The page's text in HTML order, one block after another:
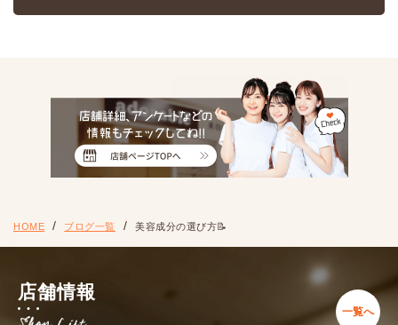
HOME ブログ一覧 美容成分の選び方📝
店舗情報
一覧へ